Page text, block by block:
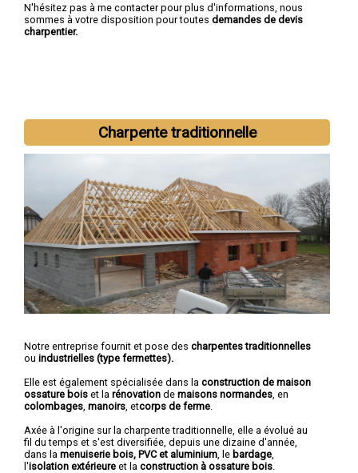
N'hésitez pas à me contacter pour plus d'informations, nous
sommes à votre disposition pour toutes demandes de devis
charpentier.
Charpente traditionnelle
Notre entreprise fournit et pose des charpentes traditionnelles
ou industrielles (type fermettes).
Elle est également spécialisée dans la construction de maison
ossature bois et la rénovation de maisons normandes , en
colombages manoirs , etcorps de ferme
Axée à l'origine sur la charpente traditionnelle, elle a évolué au
fil du temps et s'est diversifiée, depuis une dizaine d'année,
dans la menuiserie bois, PVC et aluminium , le bardage
l'isolation extérieure et la construction à ossature bois